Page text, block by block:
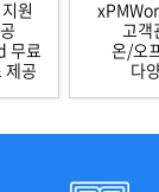
원
무료
공
고객
온/오
다